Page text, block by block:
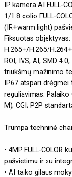
IP kamera AI FULL-
1/1.8 colio FULL-
(IR+warm light)
Fiksuotas
H.265+/H.265/
ROI, IVS, AI, SMD
triukšmų mažinimo
IP67 atspari
reguliavimas.
M); CGI; P2P
Trumpa techninė
• 4MP FULL-COLOR
pašvietimu ir su
• AI taiko gilaus